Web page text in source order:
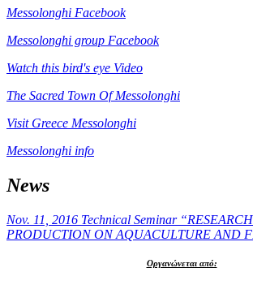
Messolonghi Facebook
Messolonghi group Facebook
Watch this bird's eye Video
The Sacred Town Of Messolonghi
Visit Greece Messolonghi
Messolonghi info
News
Nov. 11, 2016 Technical Seminar
PRODUCTION ON AQUACULTURE AND
Οργανώνεται από: